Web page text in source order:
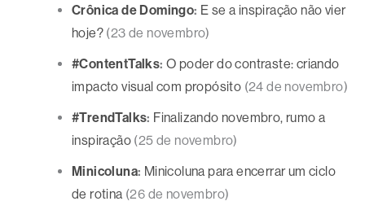
Crônica de Domingo: E se a inspiração não vier
hoje? (23 de novembro)
#ContentTalks: O poder do contraste: criando
impacto visual com propósito (24 de novembro)
#TrendTalks: Finalizando novembro, rumo a
inspiração (25 de novembro)
Minicoluna: Minicoluna para encerrar um ciclo
de rotina (26 de novembro)